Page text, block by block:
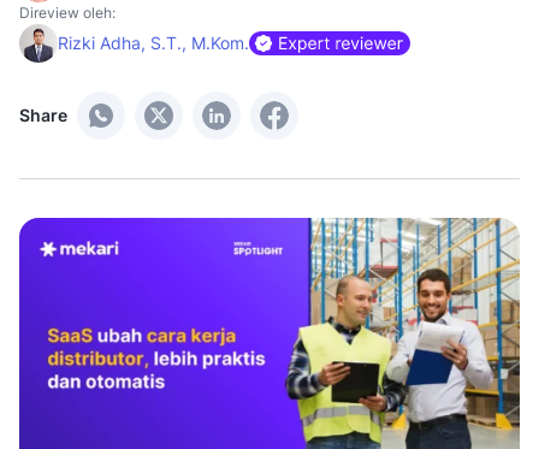
Share
Direview oleh:
Rizki Adha, S.T., M.Kom.